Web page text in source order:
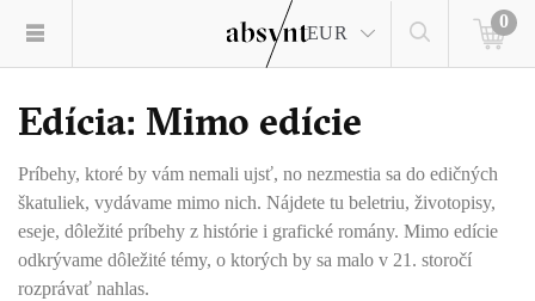
EUR
0
Edícia: Mimo edície
Príbehy, ktoré by vám nemali ujsť, no nezmestia sa do edičných
škatuliek, vydávame mimo nich. Nájdete tu beletriu, životopisy,
eseje, dôležité príbehy z histórie i grafické romány. Mimo edície
odkrývame dôležité témy, o ktorých by sa malo v 21. storočí
rozprávať nahlas.